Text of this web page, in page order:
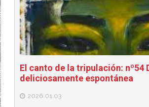
El canto de la tripulación: nº54
deliciosamente espontánea
2026.01.03